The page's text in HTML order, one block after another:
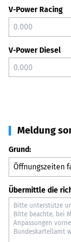
V-Power Racing
V-Power Diesel
Meldung
Grund:
Übermittle die